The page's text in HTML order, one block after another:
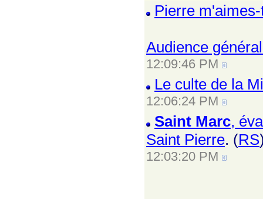
Pierre
Audience
12:09:46 PM
Le culte de la
12:06:24 PM
Saint Marc,
Saint Pierre. (RS
12:03:20 PM